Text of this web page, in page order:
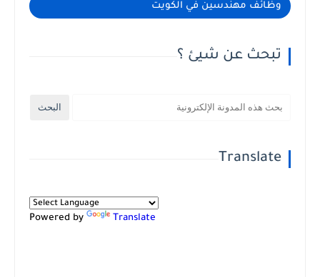
وظائف مهندسين في الكويت
تبحث عن شيئ ؟
Translate
Powered by Translate